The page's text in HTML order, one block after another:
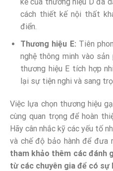
kế của thương hiệu D đa
cách thiết kế nội thất
điển.
Thương hiệu E: Tiên
nghệ thông minh vào
thương hiệu E tích hợp
lại sự tiện nghi và sang
Việc lựa chọn thương hiệu
cùng quan trọng để hoàn
Hãy cân nhắc kỹ các yếu tố
và chế độ bảo hành để đưa
tham khảo thêm các đánh
từ các chuyên gia để có sự